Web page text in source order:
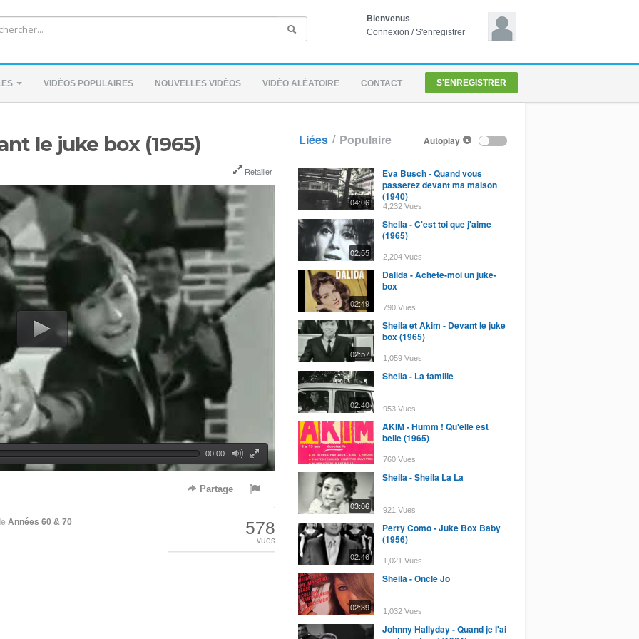
Bienvenus
Connexion /S'enregistrer
VIDÉOS POPULAIRES NOUVELLES VIDÉOS VIDÉO ALÉATOIRE CONTACT S'ENREGISTRER
le juke box (1965)
Retailler
00:00
Partage
Années 60 & 70 578
vues
Autoplay
Liées / Populaire
04:06
Eva Busch - Quand vous
passerez devant ma maison
(1940)
4,232 Vues
02:55
Sheila - C'est toi que j'aime
(1965)
2,204 Vues
02:49
Dalida - Achete-moi un juke-
box
790 Vues
02:57
Sheila et Akim - Devant le juke
box (1965)
1,059 Vues
02:40
Sheila - La famille
953 Vues
AKIM - Humm ! Qu'elle est
belle (1965)
760 Vues
03:06
Sheila - Sheila La La
921 Vues
02:46
Perry Como - Juke Box Baby
(1956)
1,021 Vues
02:39
Sheila - Oncle Jo
1,032 Vues
Johnny Hallyday - Quand je l'ai